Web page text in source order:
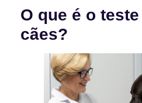
O que é o
cães?